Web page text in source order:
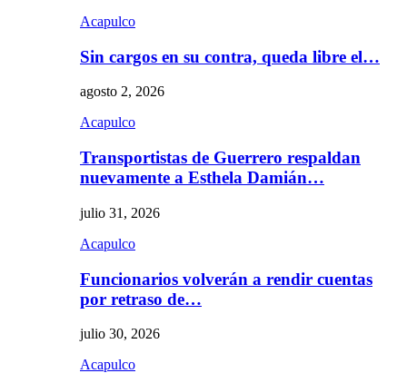
Acapulco
Sin cargos en su contra, queda libre el…
agosto 2, 2026
Acapulco
Transportistas de Guerrero respaldan
nuevamente a Esthela Damián…
julio 31, 2026
Acapulco
Funcionarios volverán a rendir cuentas
por retraso de…
julio 30, 2026
Acapulco